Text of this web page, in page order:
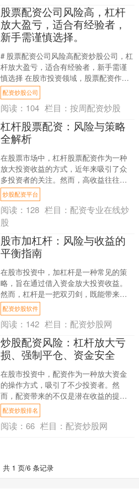
股票配资公司风险高，杠杆
放大盈亏，适合有经验者，
新手需谨慎选择。
# 股票配资公司风险高配资炒股公司，杠
杆放大盈亏，适合有经验者，新手需谨
慎选择 在股市投资领域，股票配资作为
一种常见的资金放大工具，近年来吸引
了大量投资者的关注....
配资炒股公司
阅读： 104 栏目：按周配资炒股
杠杆股票配资：风险与策略
全解析
在股票市场中，杠杆股票配资作为一种
放大投资收益的方式，近年来吸引了众
多投资者的关注。然而，高收益往往伴
随着高风险，如何在运用杠杆的同时控
制风险，成为每位投资者必....
炒股配资平台
阅读： 128 栏目： 配资专业在线炒
股
股市加杠杆：风险与收益的
平衡指南
在股市投资中，加杠杆是一种常见的策
略，旨在通过借入资金放大投资收益。
然而，杠杆是一把双刃剑，既能带来超
额回报，也可能导致巨大亏损。本文将
深入探讨股市加杠杆的风险....
配资炒股软件
阅读： 142 栏目： 配资炒股网
炒股配资风险：杠杆放大亏
损、强制平仓、资金安全
在股市投资中，配资作为一种放大资金
的操作方式，吸引了不少投资者。然
而，配资带来的不仅是潜在收益的提
升，更伴随着不可忽视的风险。了解这
些风险，是每一位考虑配资的投....
配资炒股排名
阅读：66 栏目： 配资炒股网
共 1 页/6 条记录